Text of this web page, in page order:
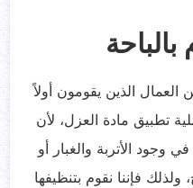
الذين يقومون أولاً
تطبيق مادة العزل، لأن
وجود الأتربة والغبار أو
فإننا نقوم بتنظيفها